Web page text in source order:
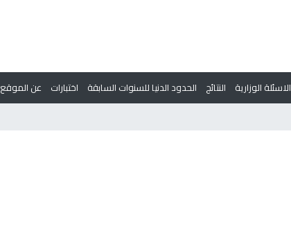
الاسئلة الوزارية النتائج الحدود الدنيا للسنوات السابقة اختبارات عن الموقع